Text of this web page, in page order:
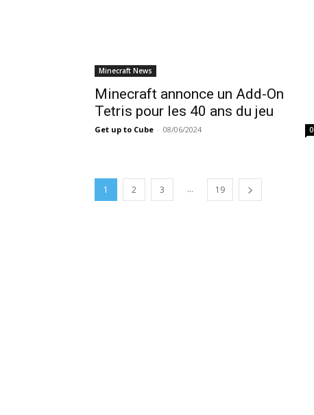
Minecraft News
Minecraft annonce un Add-On
Tetris pour les 40 ans du jeu
Get up to Cube - 08/06/2024 0
1 2 3 ... 19